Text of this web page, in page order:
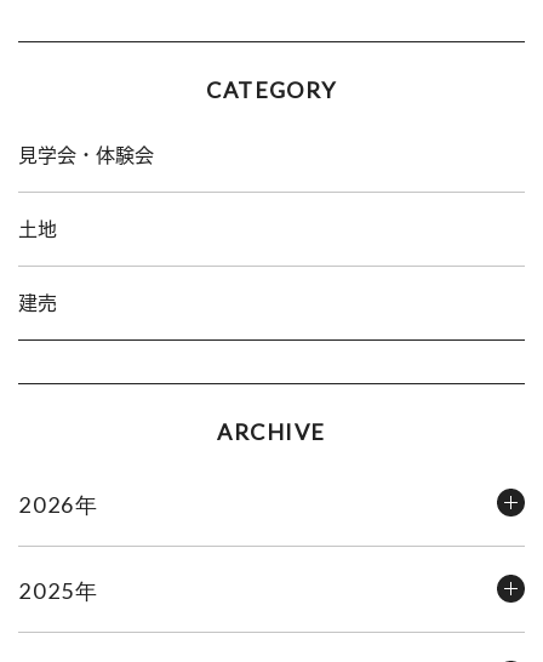
CATEGORY
見学会・体験会
土地
建売
ARCHIVE
2026年
2025年